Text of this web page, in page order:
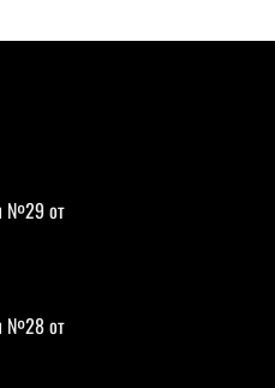
№29 от
№28 от